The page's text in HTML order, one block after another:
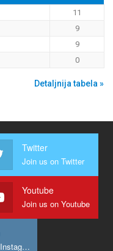
11
9
9
0
Detaljnija tabela »
Twitter
Join us on Twitter
Youtube
Join us on Youtube
Join us on Instagram